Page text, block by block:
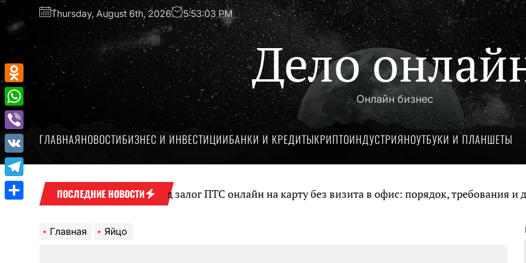
Перейти
содержимому
Thursday, August 6th, 2026 5:53:03 PM
Дело
Онлайн бизнес
ГЛАВНАЯНОВОСТИБИЗНЕС И ИНВЕСТИЦИИБАНКИ И КРЕДИТЫКРИПТОИНДУСТРИЯНОУТБУКИ И ПЛАНШЕТЫ
ПОСЛЕДНИЕ НОВОСТИ
Оформление займа под залог ПТС онлайн на карту без визита в офис: порядок, требования и
Главная Яйцо
Odnoklassniki
WhatsApp
Viber
VK
Telegram
Отправить